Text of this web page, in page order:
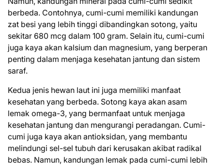
berbeda. Contohnya, cumi-cumi memiliki kandungan
zat besi yang lebih tinggi dibandingkan sotong, yaitu
sekitar 680 mcg dalam 100 gram. Selain itu, cumi-cumi
juga kaya akan kalsium dan magnesium, yang berperan
penting dalam menjaga kesehatan jantung dan sistem
saraf.
Kedua jenis hewan laut ini juga memiliki manfaat
kesehatan yang berbeda. Sotong kaya akan asam
lemak omega-3, yang bermanfaat untuk menjaga
kesehatan jantung dan mengurangi peradangan. Cumi-
cumi juga kaya akan antioksidan, yang membantu
melindungi sel-sel tubuh dari kerusakan akibat radikal
bebas. Namun, kandungan lemak pada cumi-cumi lebih